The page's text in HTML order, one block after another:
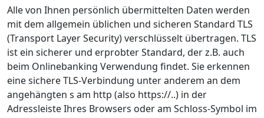
Alle von Ihnen persönlich übermittelten Daten werden
mit dem allgemein üblichen und sicheren Standard TLS
(Transport Layer Security) verschlüsselt übertragen. TLS
ist ein sicherer und erprobter Standard, der z.B. auch
beim Onlinebanking Verwendung findet. Sie erkennen
eine sichere TLS-Verbindung unter anderem an dem
angehängten s am http (also https://..) in der
Adressleiste Ihres Browsers oder am Schloss-Symbol im